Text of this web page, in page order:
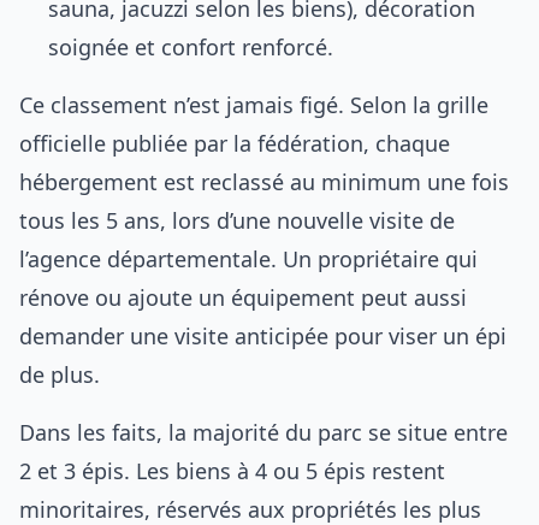
sauna, jacuzzi selon les biens), décoration
soignée et confort renforcé.
Ce classement n’est jamais figé. Selon la grille
officielle publiée par la fédération, chaque
hébergement est reclassé au minimum une fois
tous les 5 ans, lors d’une nouvelle visite de
l’agence départementale. Un propriétaire qui
rénove ou ajoute un équipement peut aussi
demander une visite anticipée pour viser un épi
de plus.
Dans les faits, la majorité du parc se situe entre
2 et 3 épis. Les biens à 4 ou 5 épis restent
minoritaires, réservés aux propriétés les plus